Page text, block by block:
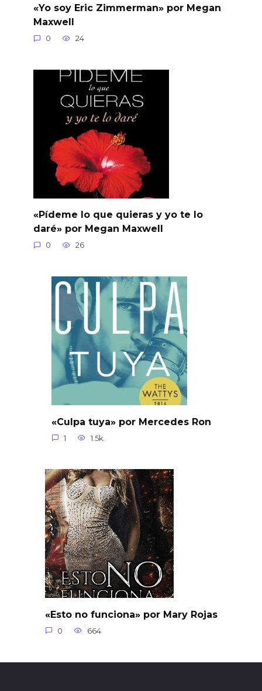
«Yo soy Eric Zimmerman» por Megan
Maxwell
0 24
«Pídeme lo que quieras y yo te lo
daré» por Megan Maxwell
0 26
«Culpa tuya» por Mercedes Ron
1 1.5k.
«Esto no funciona» por Mary Rojas
0 664